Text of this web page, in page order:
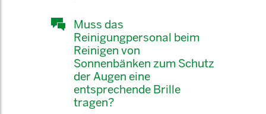
Muss das
Reinigungpersonal beim
Reinigen von
Sonnenbänken zum Schutz
der Augen eine
entsprechende Brille
tragen?